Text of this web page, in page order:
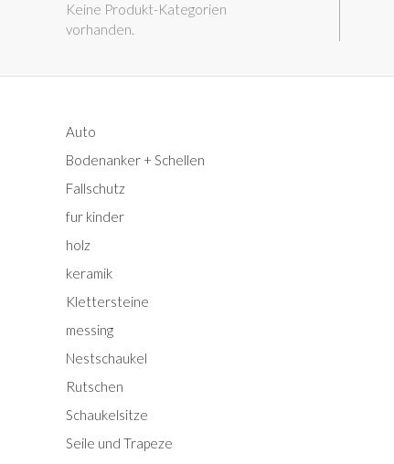
n
n
:
Keine Produkt-Kategorien
vorhanden.
Auto
Bodenanker + Schellen
Fallschutz
fur kinder
holz
keramik
Klettersteine
messing
Nestschaukel
Rutschen
Schaukelsitze
Seile und Trapeze